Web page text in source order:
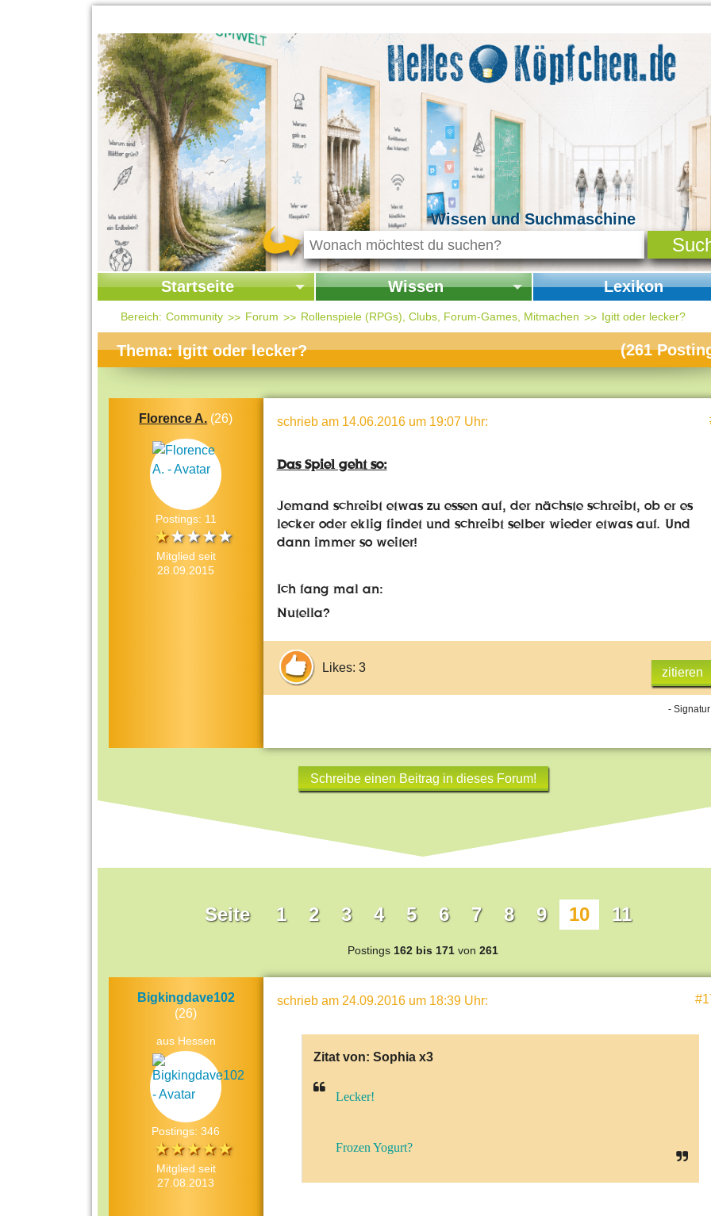
Wissen und Suchmaschine
Startseite
Startseite
Kontakt
Themen-Specials
Häufig gesucht
Beliebte Artikel
Wissen
Startseite Wissen
Kolumne
Mensch & Natur
Gesellschaft & Politik
Kunst
Technik
Länderlexikon
Lexikon
Startseite Lexikon
Bereich: Community Forum Rollenspiele (RPGs), Clubs, Forum-Games, Mitmachen Igitt oder lecker?
Thema: Igitt oder lecker? (261
Florence A. (26)
Postings: 11
Mitglied seit
28.09.2015
schrieb am 14.06.2016 um 19:07 Uhr:
Das Spiel geht so:
Jemand schreibt etwas zu essen auf, der nächste schreibt, ob er es
lecker oder eklig findet und schreibt selber wieder etwas auf. Und
dann immer so weiter!
Ich fang mal an:
Nutella?
Likes: 3 zitieren
-
Schreibe einen Beitrag in dieses Forum!
Seite 1 2 3 4 5 6 7 8 9 10 11
Postings 162 bis 171 von 261
Bigkingdave102
(26)
aus Hessen
Postings: 346
Mitglied seit
27.08.2013
schrieb am 24.09.2016 um 18:39 Uhr:
Zitat von: Sophia x3
Lecker!
Frozen Yogurt?